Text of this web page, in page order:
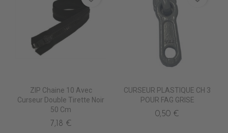
ZIP Chaine 10 Avec
Curseur Double Tirette Noir
50 Cm
7,18 €
CURSEUR PLASTIQUE CH 3
POUR FAG GRISE
0,50 €